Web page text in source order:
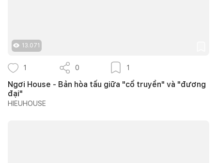
13.071
1 0 1
Ngơi House - Bản hòa tấu giữa "cổ truyền" và "đương
đại"
HIEUHOUSE